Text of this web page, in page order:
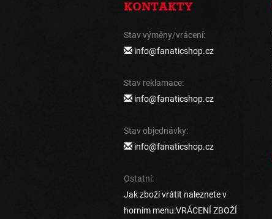
KONTAKTY
Stav výměny/vrácení:
info@fanaticshop.cz
Stav reklamace:
info@fanaticshop.cz
Stav objednávky:
info@fanaticshop.cz
Ostatní:
Jak zboží vrátit naleznete v
horním menu:VRÁCENÍ ZBOŽÍ